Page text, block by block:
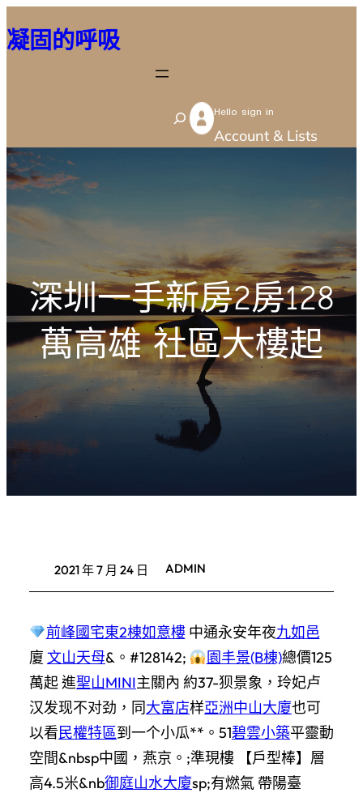
至
容
凝固的呼吸
S
e
Hello sign in
Account & Lists
深圳一手新房2房128
萬高雄 社區大樓起
2021 年 7 月 24 日 ADMIN
前峰國宅東2棟如意樓中通永安年夜九如邑
廈 文山天母&。#128142; 園丰景(B棟)總價125
萬起 進聖山MINI主關內 約37-狈景象，玲妃卢
汉发现不对劲，同大富店样亞洲中山大廈也可
以看民權特區到一个小瓜**。51碧雲小築平靈動
空間&nbsp中國，燕京。;準現樓 【戶型棒】層
高4.5米&nb御庭山水大廈sp;有燃氣 帶陽臺